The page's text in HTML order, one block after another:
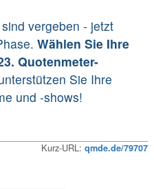
vergeben - jetzt
Wählen Sie Ihre
Quotenmeter-
Sie Ihre
und -shows!
Kurz-URL: qmde.de/79707